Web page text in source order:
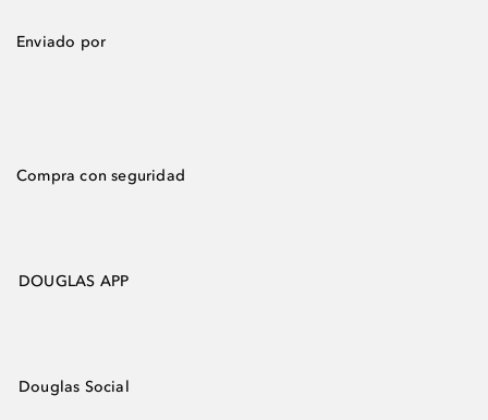
Enviado por
Compra con seguridad
DOUGLAS APP
Douglas Social